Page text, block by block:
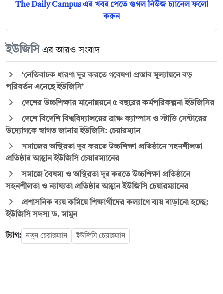
The Daily Campus এর খবর পেতে গুগল নিউজ চ্যানেল ফলো
করুন
ইউজিসি এর আরও সংবাদ
‘নেতিবাচক ধারণা দূর করতে গবেষণা প্রস্তাব মূল্যায়নে বড়
পরিবর্তন এনেছে ইউজিসি’
দেশের উচ্চশিক্ষার মানোন্নয়নে ৫ বছরের কর্মপরিকল্পনা ইউজিসির
দেশে বিদেশি বিশ্ববিদ্যালয়ের ব্রাঞ্চ ক্যাম্পাস ও স্টাডি সেন্টারের
উদ্যোগকে স্বাগত জানায় ইউজিসি: চেয়ারম্যান
সমাজের অস্থিরতা দূর করতে উচ্চশিক্ষা প্রতিষ্ঠানে সহনশীলতা
প্রতিষ্ঠার আহ্বান ইউজিসি চেয়ারম্যানের
সমাজে বৈষম্য ও অস্থিরতা দূর করতে উচ্চশিক্ষা প্রতিষ্ঠানে
সহনশীলতা ও ন্যায্যতা প্রতিষ্ঠার আহ্বান ইউজিসি চেয়ারম্যানের
প্রশাসনিক ব্যয় কমিয়ে শিক্ষার্থীদের কল্যাণে ব্যয় বাড়ানো হচ্ছে:
ইউজিসি সদস্য ড. মামুন
ট্যাগ: নতুন চেয়ারম্যান ইউজিসি চেয়ারম্যান